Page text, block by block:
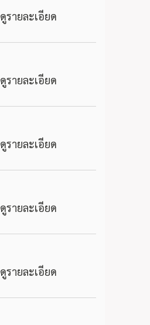
ดูรายละเอียด
ดูรายละเอียด
ดูรายละเอียด
ดูรายละเอียด
ดูรายละเอียด